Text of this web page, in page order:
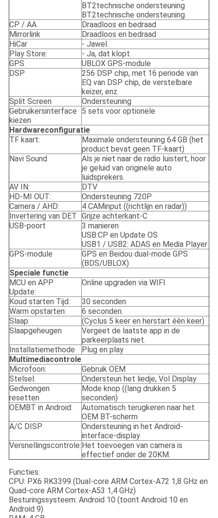
BT2technische ondersteuning
BT2technische ondersteuning
CP / AA
Draadloos en bedraad
Mirrorlink
Draadloos en bedraad
HiCar
- Jawel.
Play Store:
- Ja, dat klopt.
GPS
UBLOX GPS-module
DSP
256 DSP chip, met 16 periode van
EQ van DSP chip, de verstelbare
keizer, enz.
Split Screen
Ondersteuning
Gebruikersinterface
kiezen
5 sets voor optionele
Hardwareconfiguratie
TF kaart:
Maximale ondersteuning 64 GB (het
product bevat geen TF-kaart)
Navi Sound
Als je niet naar de radio luistert, hoor
je geluid van originele auto
luidsprekers.
AV IN:
DTV
HD-MI OUT:
Ondersteuning 720P
Camera / AHD:
4 CAMinput ((richtlijn en radar))
Invertering van DET Grijze achterkant-C
USB-poort
3 manieren
USB:CP en Update OS
USB1 / USB2: ADAS en Media Player
GPS-module
GPS en Beidou dual-mode GPS
(BDS/UBLOX)
Speciale functie
MCU en APP
Update:
Online upgraden via WIFI
Koud starten Tijd:
30 seconden.
Warm opstarten:
6 seconden.
Slaap:
(Cyclus 5 keer en herstart één keer)
Slaapgeheugen
Vergeet de laatste app in de
parkeerplaats niet.
Installatiemethode
Plug en play
Multimediacontrole
Microfoon:
Gebruik OEM
Stelsel:
Ondersteun het liedje, Vol Display
Gedwongen
resetten
Mode knop ((lang drukken 5
seconden)
OEMBT in Android:
Automatisch terugkeren naar het
OEM BT-scherm
A/C DISP
Ondersteuning in het Android-
interface-display
Versnellingscontrole: Het toevoegen van camera is
effectief onder de 20KM.
Functies:
CPU: PX6 RK3399 (Dual-core ARM Cortex-A72 1,8 GHz en
Quad-core ARM Cortex-A53 1,4 GHz)
Besturingssysteem: Android 10 (toont Android 10 en
Android 9)